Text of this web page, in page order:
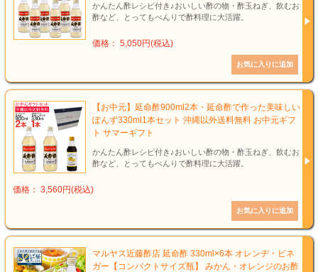
かんたん酢レシピ付き♪おいしい酢の物・酢玉ねぎ、飲むお
酢など、とってもべんりで酢料理に大活躍。
価格： 5,050円(税込)
【お中元】延命酢900ml2本・延命酢で作った美味しい
ぽんず330ml1本セット 沖縄以外送料無料 お中元ギフ
ト サマーギフト
かんたん酢レシピ付き♪おいしい酢の物・酢玉ねぎ、飲むお
酢など、とってもべんりで酢料理に大活躍。
価格： 3,560円(税込)
マルヤス近藤酢店 延命酢 330ml×6本 オレンヂ・ビネ
ガー【コンパクトサイズ瓶】 みかん・オレンジのお酢